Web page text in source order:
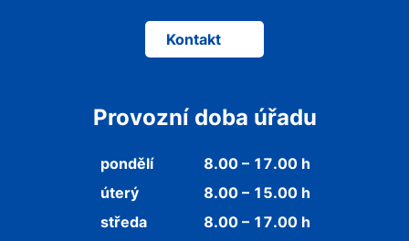
Kontakt
Provozní doba úřadu
pondělí
8.00 – 17.00 h
úterý
8.00 – 15.00 h
středa
8.00 – 17.00 h